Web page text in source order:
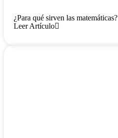
¿Para qué sirven las matemáticas?
Leer Artículo